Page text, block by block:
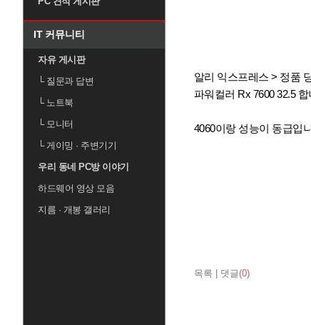
IT 커뮤니티
자유 게시판
└질문과 답변
└노트북
└모니터
└게이밍 · 주변기기
우리 동네 PC방 이야기
하드웨어 영상 모음
지름 · 개봉 갤러리
알리 익스프레스 > 정품
파워컬러 Rx 7600 32.5
4060이랑 성능이 동급입
목록 댓글(0)